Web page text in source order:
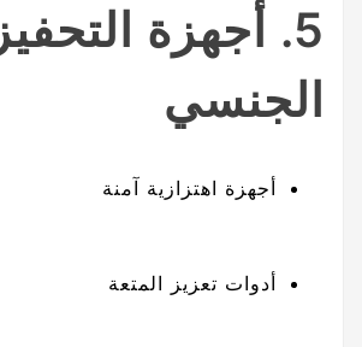
5. أجهزة التحفيز
الجنسي
أجهزة اهتزازية آمنة
أدوات تعزيز المتعة